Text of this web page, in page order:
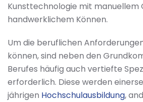
Kunsttechnologie mit manuellem
handwerklichem Können.
Um die beruflichen
können, sind neben den
Berufes häufig auch vertiefte
erforderlich. Diese werden
jährigen Hochschulausbildung,